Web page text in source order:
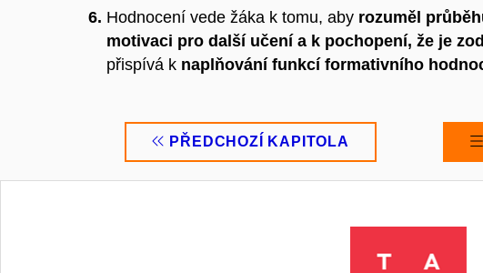
Hodnocení vede žáka k tomu, aby rozuměl
motivaci pro další učení a k pochopení, že je
přispívá k naplňování funkcí formativního
PŘEDCHOZÍ KAPITOLA